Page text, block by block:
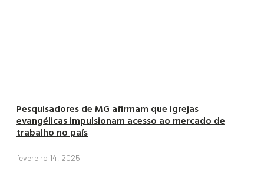
Pesquisadores de MG afirmam que igrejas
evangélicas impulsionam acesso ao mercado de
trabalho no país
fevereiro 14, 2025